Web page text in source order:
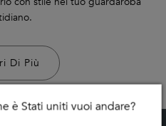
Di Più
è Stati uniti vuoi andare?